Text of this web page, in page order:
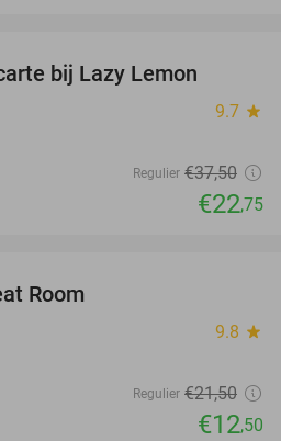
bij Lazy Lemon
9.7 star
Regulier €37,50
€22,75
Room
9.8 star
Regulier €21,50
€12,50